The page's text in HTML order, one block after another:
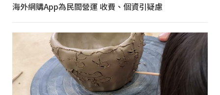
海外網購App為民間營運 收費、個資引疑慮